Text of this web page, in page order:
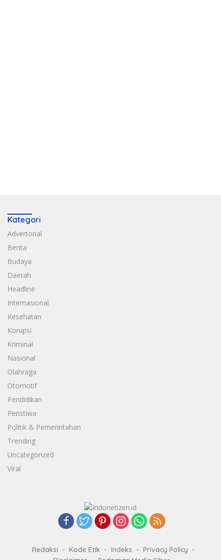
Kategori
Advertorial
Berita
Budaya
Daerah
Headline
Internasional
Kesehatan
Korupsi
Kriminal
Nasional
Olahraga
Otomotif
Pendidikan
Peristiwa
Politik & Pemerintahan
Trending
Uncategorized
Viral
Redaksi Kode Etik Indeks
Privacy Policy